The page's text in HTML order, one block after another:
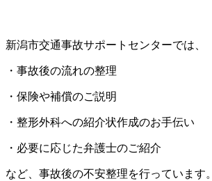
新潟市交通事故サポートセンターでは、
・事故後の流れの整理
・保険や補償のご説明
・整形外科への紹介状作成のお手伝い
・必要に応じた弁護士のご紹介
など、事故後の不安整理を行っています。